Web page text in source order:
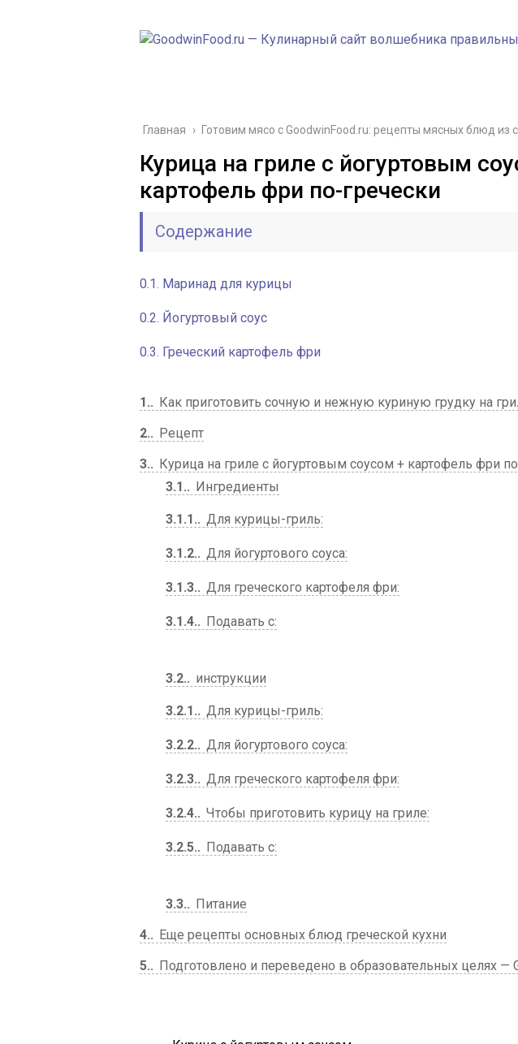
Главная › Готовим мясо с GoodwinFood.ru: рецепты мясных блюд
Курица на гриле с йогуртовым
картофель фри по-гречески
Содержание
0.1. Маринад для курицы
0.2. Йогуртовый соус
0.3. Греческий картофель фри
1.
Как приготовить сочную и нежную куриную грудку на
2.
Рецепт
3.
Курица на гриле с йогуртовым соусом + картофель фри
3.1.
Ингредиенты
3.1.1. Для курицы-гриль:
3.1.2. Для йогуртового соуса:
3.1.3. Для греческого картофеля фри:
3.1.4. Подавать с:
3.2. инструкции
3.2.1. Для курицы-гриль:
3.2.2. Для йогуртового соуса:
3.2.3. Для греческого картофеля фри:
3.2.4. Чтобы приготовить курицу на гриле:
3.2.5. Подавать с:
3.3.
Питание
4.
Еще рецепты основных блюд греческой кухни
5.
Подготовлено и переведено в образовательных целях —